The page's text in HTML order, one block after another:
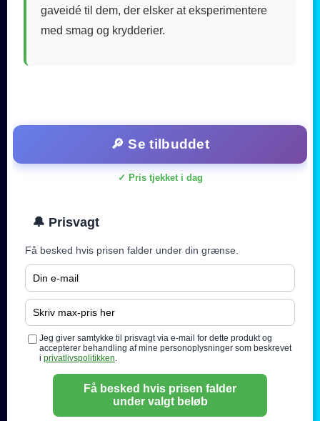
gaveidé til dem, der elsker at eksperimentere
med smag og krydderier.
🔎 Se tilbuddet
✓ Pris tjekket i dag
🔔 Prisvagt
Få besked hvis prisen falder under din grænse.
Jeg giver samtykke til prisvagt via e-mail for dette produkt og
accepterer behandling af mine personoplysninger som beskrevet
i privatlivspolitikken.
Få besked hvis prisen falder
under valgt beløb